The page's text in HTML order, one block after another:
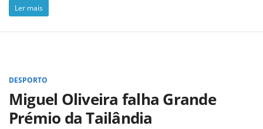
Ler mais
DESPORTO
Miguel Oliveira falha Grande
Prémio da Tailândia